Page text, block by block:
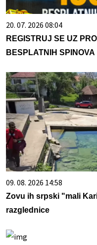
20. 07. 2026 08:04
REGISTRUJ SE UZ
BESPLATNIH SPINOVA
09. 08. 2026 14:58
Zovu ih srpski "mali
razglednice